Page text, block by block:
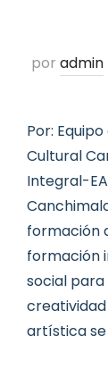
por admin
Por:
Cultural
Integral-
formación
formación
social para
artística